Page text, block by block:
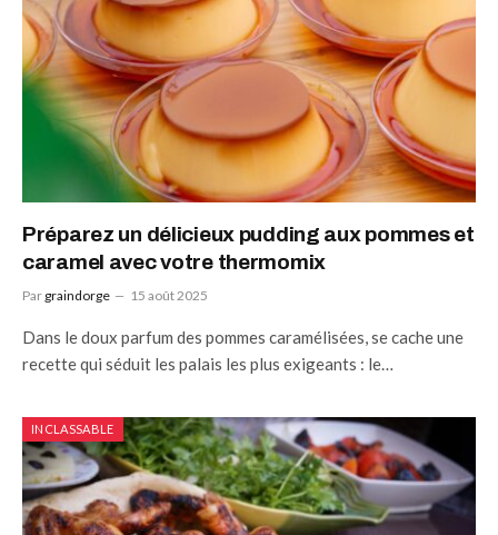
Préparez un délicieux pudding aux pommes et
caramel avec votre thermomix
Par graindorge 15 août 2025
Dans le doux parfum des pommes caramélisées, se cache une
recette qui séduit les palais les plus exigeants : le…
INCLASSABLE